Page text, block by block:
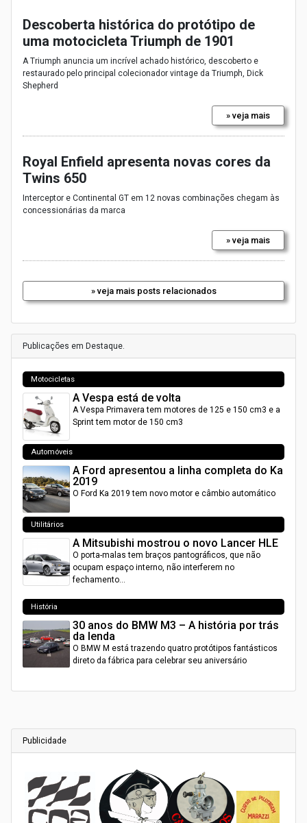
Descoberta histórica do protótipo de
uma motocicleta Triumph de 1901
A Triumph anuncia um incrível achado histórico, descoberto e
restaurado pelo principal colecionador vintage da Triumph, Dick
Shepherd
» veja mais
Royal Enfield apresenta novas cores da
Twins 650
Interceptor e Continental GT em 12 novas combinações chegam às
concessionárias da marca
» veja mais
» veja mais posts relacionados
Publicações em Destaque.
Motocicletas
A Vespa está de volta
A Vespa Primavera tem motores de 125 e 150 cm3 e a
Sprint tem motor de 150 cm3
Automóveis
A Ford apresentou a linha completa do Ka
2019
O Ford Ka 2019 tem novo motor e câmbio automático
Utilitários
A Mitsubishi mostrou o novo Lancer HLE
O porta-malas tem braços pantográficos, que não
ocupam espaço interno, não interferem no
fechamento…
História
30 anos do BMW M3 – A história por trás
da lenda
O BMW M está trazendo quatro protótipos fantásticos
direto da fábrica para celebrar seu aniversário
Publicidade